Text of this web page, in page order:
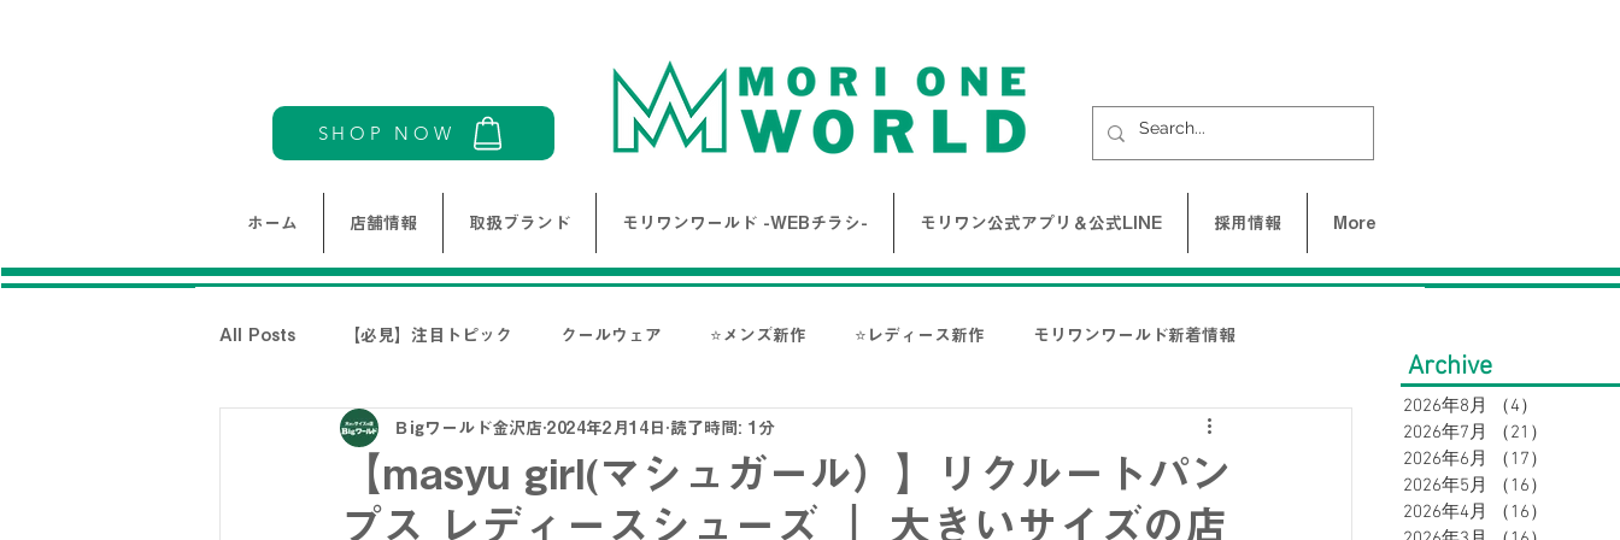
SHOP NOW
ホーム 店舗情報 取扱ブランド モリワンワールド -WEBチラシ- モリワン公式アプリ＆公式LINE 採用情報 More
All Posts 【必見】注目トピック クールウェア ⭐メンズ新作 ⭐レディース新作 モリワンワールド新着情報
モリワンワールドレディース新着情報 Bigワールド新着情報
THE NORTH FACE-ノースフェイス- NANGA go slow caravan 1PIU1UGUALE3 RELAX
【masyu girl(マシュガール）】リクルートパン
プス レディースシューズ ｜ 大きいサイズの店
Ｂigワールド金沢店 2024年2月14日 読了時間: 1分
Archive
2026年8月 （4）
2026年7月
（21）
2026年6月
（17）
2026年5月
（16）
2026年4月
（16）